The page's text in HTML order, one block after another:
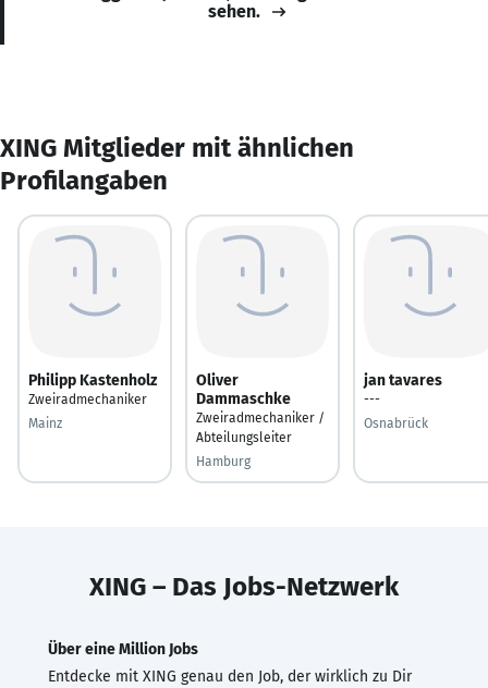
sehen.
XING Mitglieder mit ähnlichen
Profilangaben
Philipp Kastenholz
Zweiradmechaniker
Mainz
Oliver
Dammaschke
Zweiradmechaniker /
Abteilungsleiter
Hamburg
jan tavares
---
Osnabrück
XING – Das Jobs-Netzwerk
Über eine Million Jobs
Entdecke mit XING genau den Job, der wirklich zu Dir